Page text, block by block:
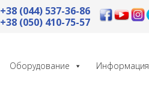
+38 (044) 537-36-86
+38 (050) 410-75-57
Оборудование Информация